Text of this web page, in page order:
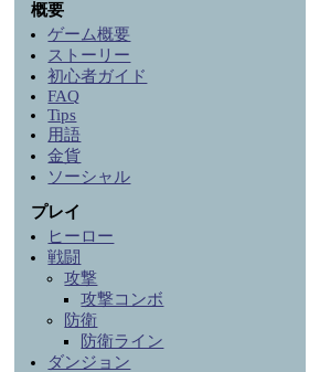
概要
ゲーム概要
ストーリー
初心者ガイド
FAQ
Tips
用語
金貨
ソーシャル
プレイ
ヒーロー
戦闘
攻撃
攻撃コンボ
防衛
防衛ライン
ダンジョン